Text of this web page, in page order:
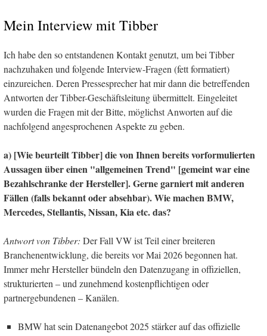
Mein Interview mit Tibber
Ich habe den so entstandenen Kontakt genutzt, um bei Tibber
nachzuhaken und folgende Interview-Fragen (fett formatiert)
einzureichen. Deren Pressesprecher hat mir dann die betreffenden
Antworten der Tibber-Geschäftsleitung übermittelt. Eingeleitet
wurden die Fragen mit der Bitte, möglichst Anworten auf die
nachfolgend angesprochenen Aspekte zu geben.
a) [Wie beurteilt Tibber] die von Ihnen bereits vorformulierten
Aussagen über einen "allgemeinen Trend" [gemeint war eine
Bezahlschranke der Hersteller]. Gerne garniert mit anderen
Fällen (falls bekannt oder absehbar). Wie machen BMW,
Mercedes, Stellantis, Nissan, Kia etc. das?
Antwort von Tibber: Der Fall VW ist Teil einer breiteren
Branchenentwicklung, die bereits vor Mai 2026 begonnen hat.
Immer mehr Hersteller bündeln den Datenzugang in offiziellen,
strukturierten – und zunehmend kostenpflichtigen oder
partnergebundenen – Kanälen.
BMW hat sein Datenangebot 2025 stärker auf das offizielle